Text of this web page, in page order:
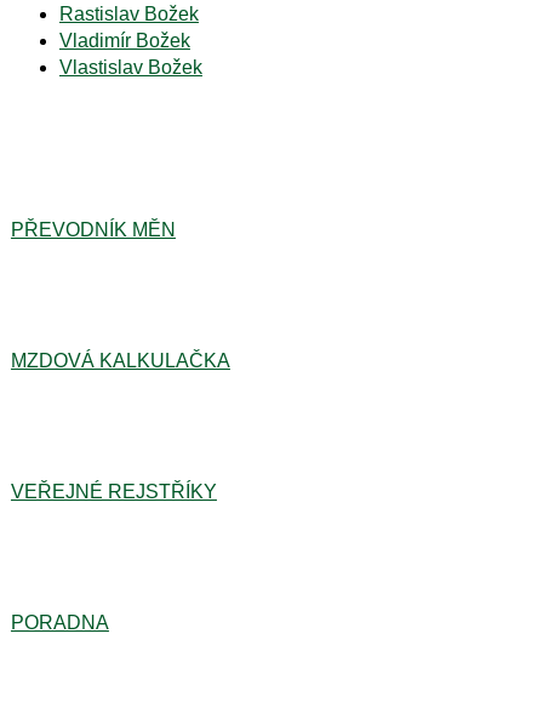
Rastislav Božek
Vladimír Božek
Vlastislav Božek
PŘEVODNÍK MĚN
MZDOVÁ KALKULAČKA
VEŘEJNÉ REJSTŘÍKY
PORADNA